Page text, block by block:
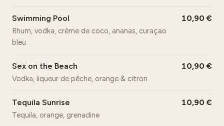
Swimming Pool
Rhum, vodka, crème de coco, ananas, curaçao
bleu
10,90
Sex on the Beach
Vodka, liqueur de pêche, orange & citron
10,90
Tequila Sunrise
Tequila, orange, grenadine
10,90